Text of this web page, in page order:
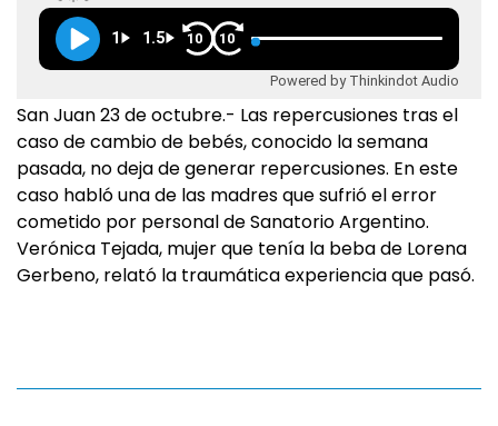
1 1.5 10 10
Powered by Thinkindot Audio
San Juan 23 de octubre.- Las repercusiones tras el
caso de cambio de bebés, conocido la semana
pasada, no deja de generar repercusiones. En este
caso habló una de las madres que sufrió el error
cometido por personal de Sanatorio Argentino.
Verónica Tejada, mujer que tenía la beba de Lorena
Gerbeno, relató la traumática experiencia que pasó.